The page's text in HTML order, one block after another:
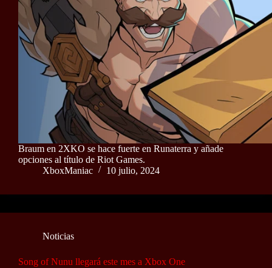
Braum en 2XKO se hace fuerte en Runaterra y añade
opciones al título de Riot Games.
XboxManiac
10 julio, 2024
Noticias
Song of Nunu llegará este mes a Xbox One